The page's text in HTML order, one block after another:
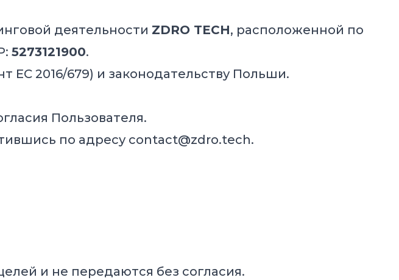
деятельности ZDRO TECH, расположенной по
5273121900.
ЕС 2016/679) и законодательству Польши.
Пользователя.
по адресу contact@zdro.tech.
и не передаются без согласия.